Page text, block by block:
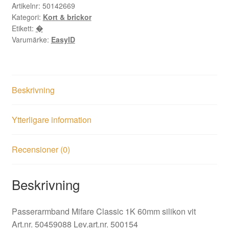
Artikelnr: 50142669
Kategori: Kort & brickor
Etikett: �
Varumärke: EasyID
Beskrivning
Ytterligare information
Recensioner (0)
Beskrivning
Passerarmband Mifare Classic 1K 60mm silikon vit
Art.nr. 50459088 Lev.art.nr. 500154